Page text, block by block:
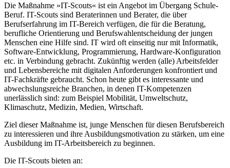
Die Maßnahme »IT-Scouts« ist ein Angebot im Übergang Schule-
Beruf. IT-Scouts sind Beraterinnen und Berater, die über
Berufserfahrung im IT-Bereich verfügen, die für die Beratung,
berufliche Orientierung und Berufswahlentscheidung der jungen
Menschen eine Hilfe sind. IT wird oft einseitig nur mit Informatik,
Software-Entwicklung, Programmierung, Hardware-Konfiguration
etc. in Verbindung gebracht. Zukünftig werden (alle) Arbeitsfelder
und Lebensbereiche mit digitalen Anforderungen konfrontiert und
IT-Fachkräfte gebraucht. Schon heute gibt es interessante und
abwechslungsreiche Branchen, in denen IT-Kompetenzen
unerlässlich sind: zum Beispiel Mobilität, Umweltschutz,
Klimaschutz, Medizin, Medien, Wirtschaft.
Ziel dieser Maßnahme ist, junge Menschen für diesen Berufsbereich
zu interessieren und ihre Ausbildungsmotivation zu stärken, um eine
Ausbildung im IT-Arbeitsbereich zu beginnen.
Die IT-Scouts bieten an: